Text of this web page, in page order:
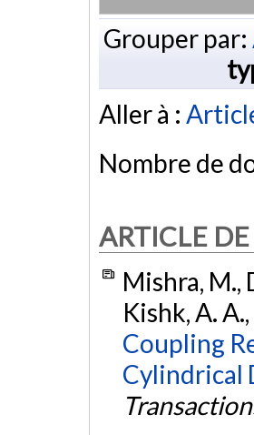
Grouper par:
Aller à :
Nombre de
ARTICLE
Mishra, M.,
Kishk, A.
Coupling
Cylindrical